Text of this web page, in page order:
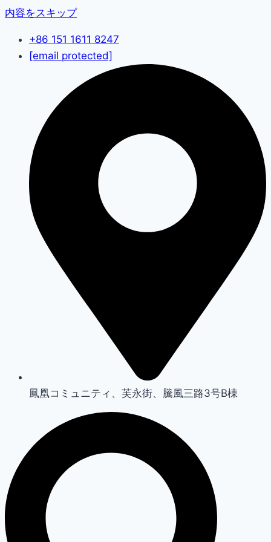
内容をスキップ
+86 151 1611 8247
[email protected]
鳳凰コミュニティ、芙永街、騰風三路3号B棟